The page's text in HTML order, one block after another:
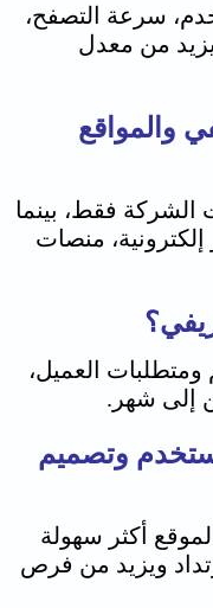
سرعة التصفح،
يزيد من معدل
والمواقع
الشركة فقط، بينما
منصات
العميل،
إلى شهر.
وتصميم
أكثر سهولة
ويزيد من فرص